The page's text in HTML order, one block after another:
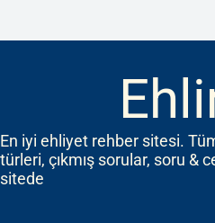
En iyi ehliyet rehber sitesi.
türleri, çıkmış sorular, soru &
sitede